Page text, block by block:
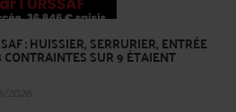
: HUISSIER, SERRURIER, ENTRÉE
SUR 9 ÉTAIENT
2026